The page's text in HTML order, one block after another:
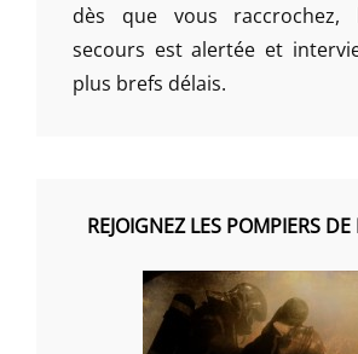
dès que vous raccrochez,
secours est alertée et
plus brefs délais.
REJOIGNEZ LES POMPIERS